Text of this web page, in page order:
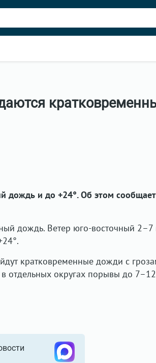
дождь и до +24°. Об этом
дождь. Ветер юго-восточный 2–7
кратковременные дожди с
отдельных округах порывы до 7–12